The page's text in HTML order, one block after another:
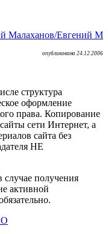
Малаханов/Евгений М
опубликовано 24.12.2006
структура
оформление
права. Копирование
сети Интернет, а
сайта без
НЕ
получения
активной
О